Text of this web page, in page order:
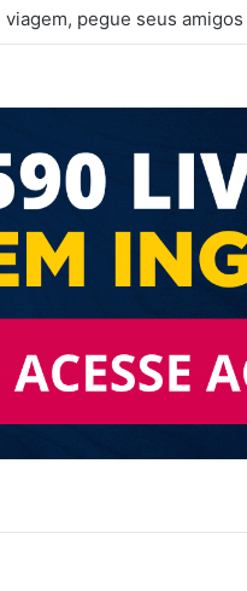
viagem, pegue seus amigos